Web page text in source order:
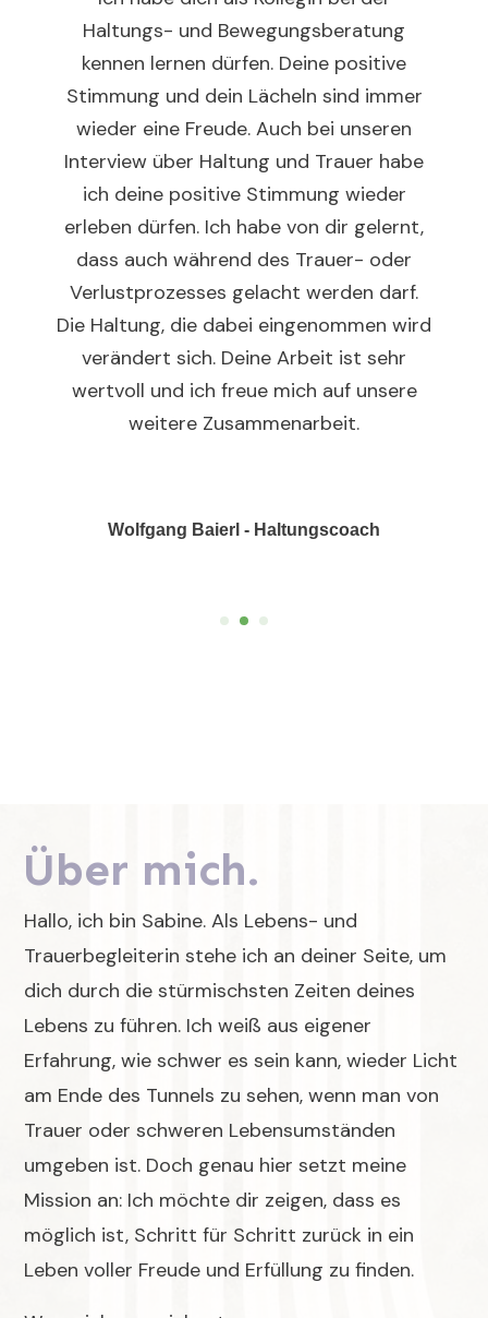
Haltungs- und Bewegungsberatung
kennen lernen dürfen. Deine positive
Stimmung und dein Lächeln sind immer
wieder eine Freude. Auch bei unseren
Interview über Haltung und Trauer habe
ich deine positive Stimmung wieder
erleben dürfen. Ich habe von dir gelernt,
dass auch während des Trauer- oder
Verlustprozesses gelacht werden darf.
Die Haltung, die dabei eingenommen wird
verändert sich. Deine Arbeit ist sehr
wertvoll und ich freue mich auf unsere
weitere Zusammenarbeit.
Wolfgang Baierl - Haltungscoach
Über mich.
Hallo, ich bin Sabine. Als Lebens- und
Trauerbegleiterin stehe ich an deiner Seite, um
dich durch die stürmischsten Zeiten deines
Lebens zu führen. Ich weiß aus eigener
Erfahrung, wie schwer es sein kann, wieder Licht
am Ende des Tunnels zu sehen, wenn man von
Trauer oder schweren Lebensumständen
umgeben ist. Doch genau hier setzt meine
Mission an: Ich möchte dir zeigen, dass es
möglich ist, Schritt für Schritt zurück in ein
Leben voller Freude und Erfüllung zu finden.